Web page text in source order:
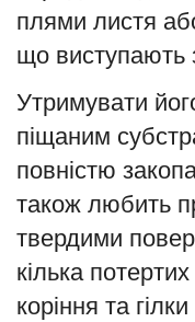
плями листя
що виступають
Утримувати
піщаним
повністю
також любить
твердими
кілька
коріння та